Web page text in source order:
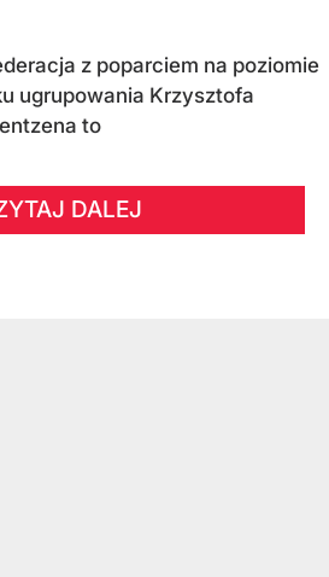
z poparciem na poziomie
ugrupowania Krzysztofa
to
DALEJ